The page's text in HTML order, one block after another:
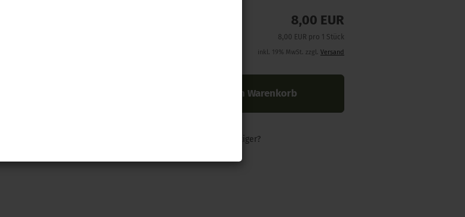
8,00 EUR
8,00 EUR pro 1 Stück
inkl. 19% MwSt. zzgl. Versand
In den Warenkorb
Woanders günstiger?